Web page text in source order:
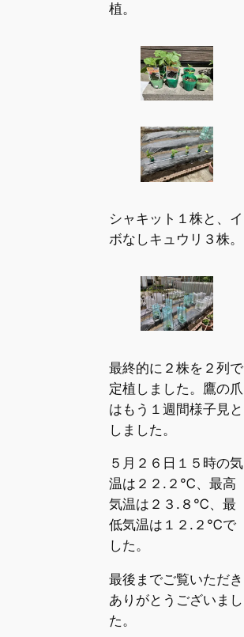
植。
シャキット１株と、イ
ボなしキュウリ３株。
最終的に２株を２列で
定植しました。鷹の爪
はもう１週間様子見と
しました。
５月２６日１５時の気
温は２２.２℃、最高
気温は２３.８℃、最
低気温は１２.２℃で
した。
最後までご覧いただき
ありがとうございまし
た。